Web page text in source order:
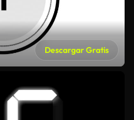
Descargar Gratis